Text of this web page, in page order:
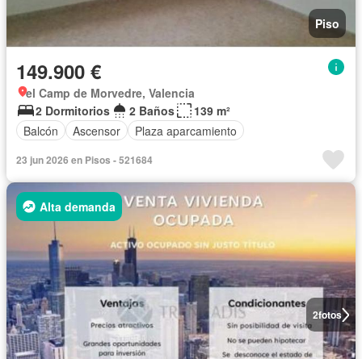
Piso
149.900 €
el Camp de Morvedre, Valencia
2 Dormitorios
2 Baños
139 m²
Balcón
Ascensor Plaza aparcamiento
23 jun 2026 en Pisos - 521684
2fotos
Alta demanda